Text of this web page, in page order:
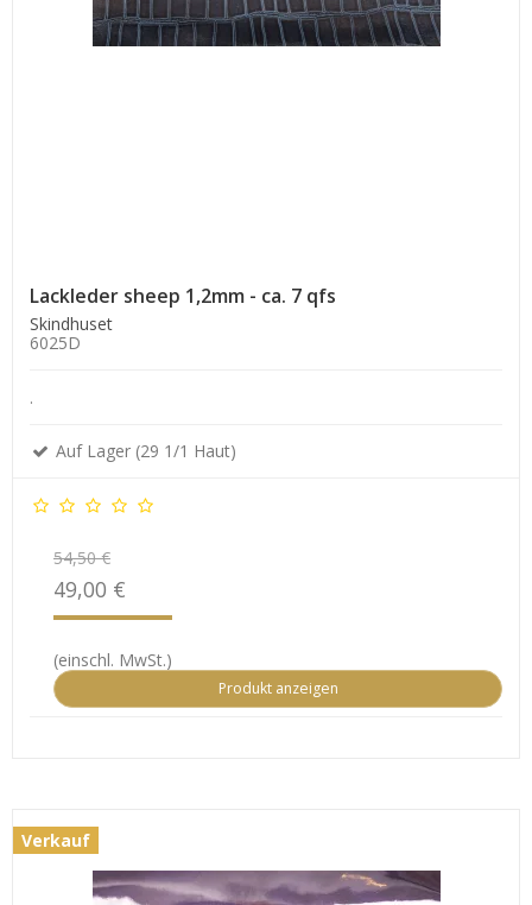
Lackleder sheep 1,2mm - ca. 7 qfs
Skindhuset
6025D
.
Auf Lager (29 1/1 Haut)
54,50 €
49,00 €
(einschl. MwSt.)
Produkt anzeigen
Verkauf